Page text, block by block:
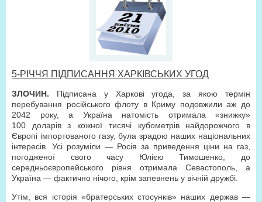
5-РІЧЧЯ ПІДПИСАННЯ ХАРКІВСЬКИХ УГОД
ЗЛОЧИН. Підписана у Харкові угода, за якою термін
перебування російського флоту в Криму подовжили аж до
2042 року, а Україна натомість отримала «знижку»
100 доларів з кожної тисячі кубометрів найдорожчого в
Європі імпортованого газу, була зрадою наших національних
інтересів. Усі розуміли — Росія за приведення ціни на газ,
погодженої свого часу Юлією Тимошенко, до
середньоєвропейського рівня отримала Севастополь, а
Україна — фактично нічого, крім запевнень у вічній дружбі.
Утім, вся історія «братерських стосунків» наших держав —